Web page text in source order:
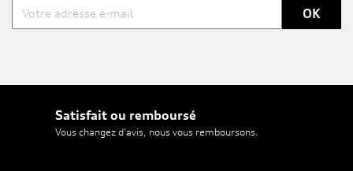
Satisfait ou remboursé
Vous changez d'avis, nous vous remboursons.